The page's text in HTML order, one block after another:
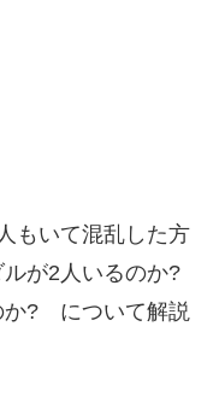
もいて混乱した方
が2人いるのか?
か? について解説